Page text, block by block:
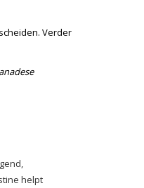
Verder
helpt